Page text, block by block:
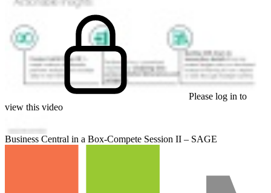
Please log in to
view this video
Business Central in a Box-Compete Session II – SAGE